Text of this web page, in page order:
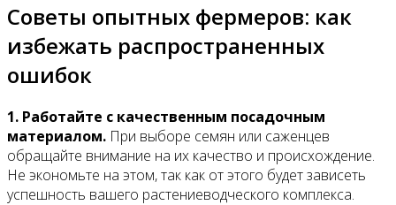
Советы опытных фермеров: как
избежать распространенных
ошибок
1. Работайте с качественным посадочным
материалом. При выборе семян или саженцев
обращайте внимание на их качество и происхождение.
Не экономьте на этом, так как от этого будет зависеть
успешность вашего растениеводческого комплекса.